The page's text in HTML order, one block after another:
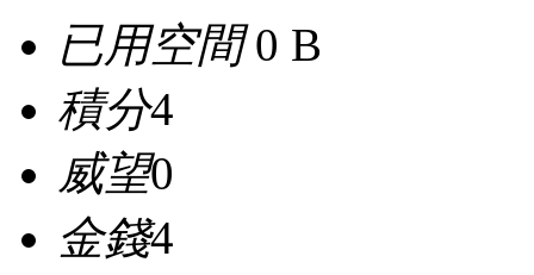
已用空間0 B
積分4
威望0
金錢4